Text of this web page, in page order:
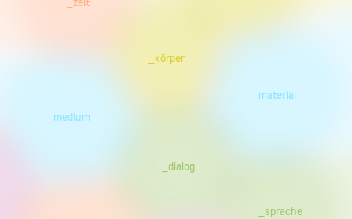
_material
_dialog
_medium
_körper
_sprache